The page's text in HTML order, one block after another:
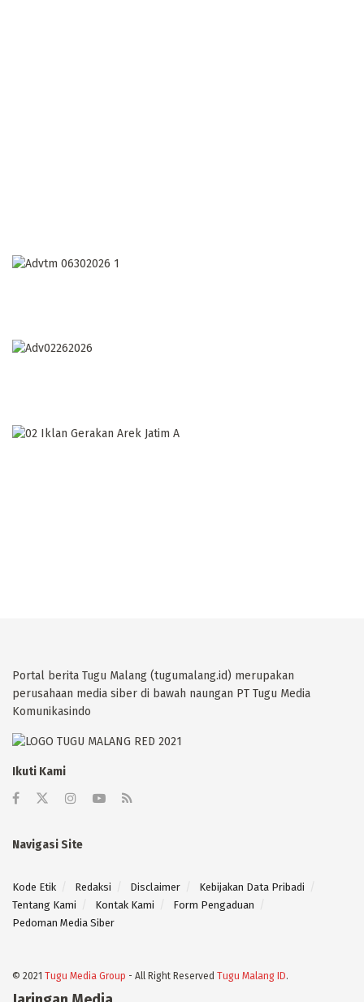
Portal berita Tugu Malang (tugumalang.id) merupakan
perusahaan media siber di bawah naungan PT Tugu Media
Komunikasindo
Ikuti Kami
Navigasi Site
Kode Etik Redaksi Disclaimer
Kebijakan Data Pribadi
Tentang Kami
Kontak Kami
Form Pengaduan
Pedoman Media Siber
© 2021 Tugu Media Group - All Right Reserved Tugu Malang ID.